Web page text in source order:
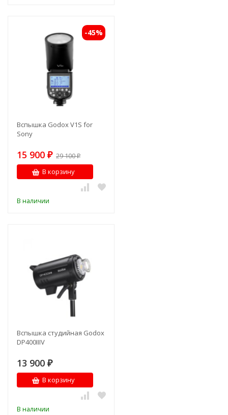
-45%
Вспышка Godox V1S for
Sony
15 900 ₽ 29 100₽
В корзину
В наличии
Вспышка студийная Godox
DP400IIIV
13 900 ₽
В корзину
В наличии